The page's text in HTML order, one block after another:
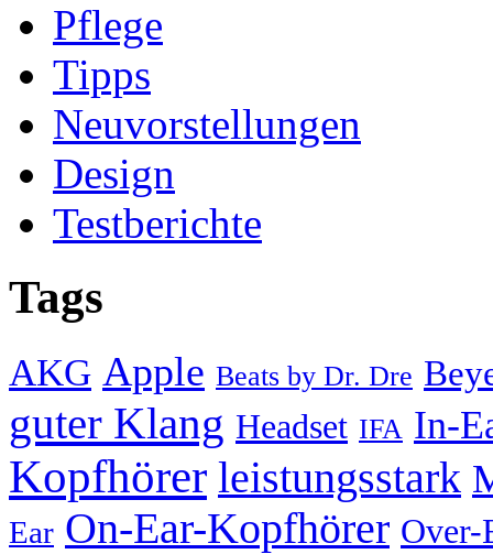
Pflege
Tipps
Neuvorstellungen
Design
Testberichte
Tags
AKG Apple Beats by Dr. Dre
guter Klang Headset IFA In-
Kopfhörer leistungsstark
Ear On-Ear-Kopfhörer Over-